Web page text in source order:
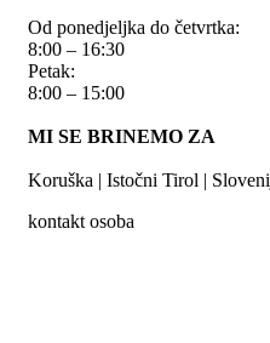
Od ponedjeljka do četvrtka:
8:00 – 16:30
Petak:
8:00 – 15:00
MI SE BRINEMO ZA
Koruška | Istočni Tirol |
kontakt osoba